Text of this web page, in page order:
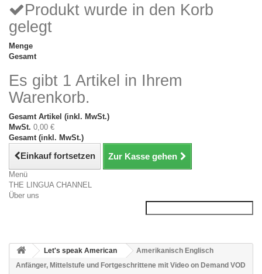
Produkt wurde in den Korb
gelegt
Menge
Gesamt
Es gibt 1 Artikel in Ihrem
Warenkorb.
Gesamt Artikel (inkl. MwSt.)
MwSt. 0,00 €
Gesamt (inkl. MwSt.)
Einkauf fortsetzen Zur Kasse gehen
Menü
THE LINGUA CHANNEL
Über uns
Let's speak American
Amerikanisch Englisch
Anfänger, Mittelstufe und Fortgeschrittene mit Video on Demand VOD